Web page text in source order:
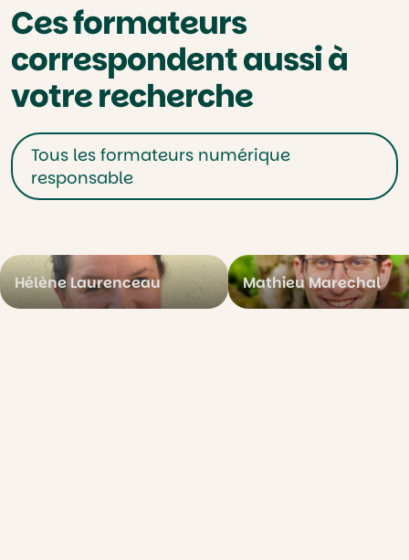
Ces formateurs
correspondent aussi à
votre recherche
Tous les formateurs numérique
responsable
Hélène Laurenceau Mathieu Marechal